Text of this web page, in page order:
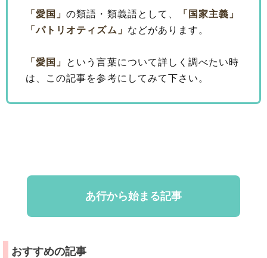
「愛国」の類語・類義語として、
「国家主義」
「パトリオティズム」 などがあります。
「愛国」
という言葉について詳しく調べたい時
は、この記事を参考にしてみて下さい。
あ行から始まる記事
おすすめの記事